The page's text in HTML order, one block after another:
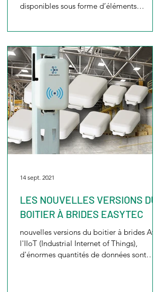
disponibles sous forme d’éléments
LES NOUVELLES VERSIONS DU
BOITIER À BRIDES EASYTEC
nouvelles versions du boitier à brides Avec
l'IIoT (Industrial Internet of Things),
d'énormes quantités de données sont
14 sept. 2021